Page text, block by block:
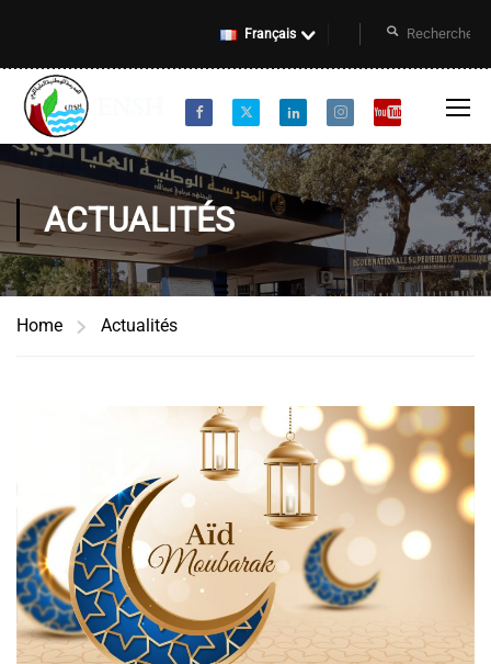
Français
ACTUALITÉS
Home Actualités